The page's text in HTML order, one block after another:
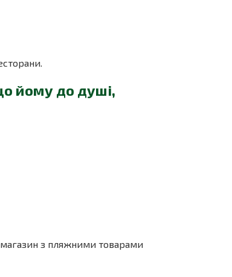
йому до душі,
магазин з пляжними товарами